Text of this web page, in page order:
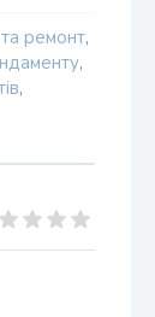
ремонт,
,
,